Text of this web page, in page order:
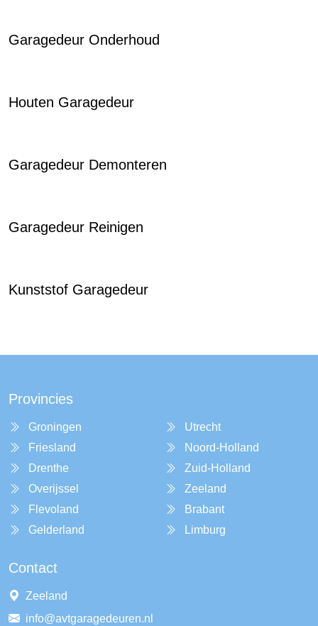
Garagedeur Onderhoud
Houten Garagedeur
Garagedeur Demonteren
Garagedeur Reinigen
Kunststof Garagedeur
Provincies
Groningen
Friesland
Drenthe
Overijssel
Flevoland
Gelderland
Utrecht
Noord-Holland
Zuid-Holland
Zeeland
Brabant
Limburg
Contact
Zeeland
info@avtgaragedeuren.nl